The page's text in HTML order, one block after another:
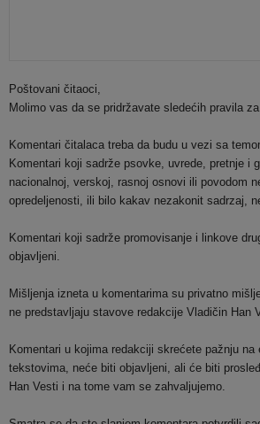
Poštovani čitaoci,
Molimo vas da se pridržavate sledećih pravila
Komentari čitalaca treba da budu u vezi sa
Komentari koji sadrže psovke, uvrede, pretnje i
nacionalnoj, verskoj, rasnoj osnovi ili povodom
opredeljenosti, ili bilo kakav nezakonit sadrzaj,
Komentari koji sadrže promovisanje i linkove
objavljeni.
Mišljenja izneta u komentarima su privatno
ne predstavljaju stavove redakcije Vladičin Han
Komentari u kojima redakciji skrećete pažnju na
tekstovima, neće biti objavljeni, ali će biti
Han Vesti i na tome vam se zahvaljujemo.